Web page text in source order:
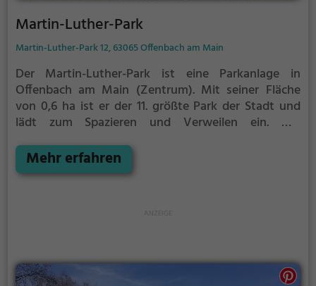
Martin-Luther-Park
Martin-Luther-Park 12, 63065 Offenbach am Main
Der Martin-Luther-Park ist eine Parkanlage in
Offenbach am Main (Zentrum). Mit seiner Fläche
von 0,6 ha ist er der 11. größte Park der Stadt und
lädt zum Spazieren und Verweilen ein. Mit
bietet der Martin-Luther-Park zahlreiche
Möglichkeiten zur Entspannung.
Mehr erfahren